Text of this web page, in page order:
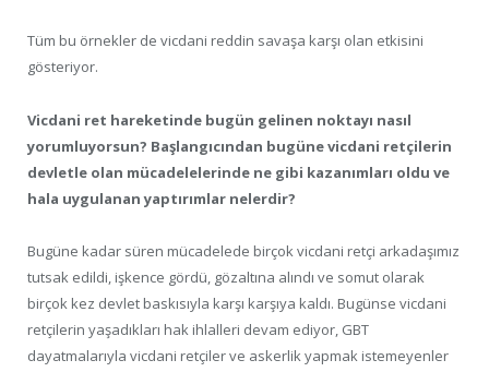
Tüm bu örnekler de vicdani reddin savaşa karşı olan etkisini
gösteriyor.
Vicdani ret hareketinde bugün gelinen noktayı nasıl
yorumluyorsun? Başlangıcından bugüne vicdani retçilerin
devletle olan mücadelelerinde ne gibi kazanımları oldu ve
hala uygulanan yaptırımlar nelerdir?
Bugüne kadar süren mücadelede birçok vicdani retçi arkadaşımız
tutsak edildi, işkence gördü, gözaltına alındı ve somut olarak
birçok kez devlet baskısıyla karşı karşıya kaldı. Bugünse vicdani
retçilerin yaşadıkları hak ihlalleri devam ediyor, GBT
dayatmalarıyla vicdani retçiler ve askerlik yapmak istemeyenler